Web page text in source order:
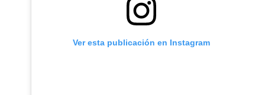
Ver esta publicación en Instagram